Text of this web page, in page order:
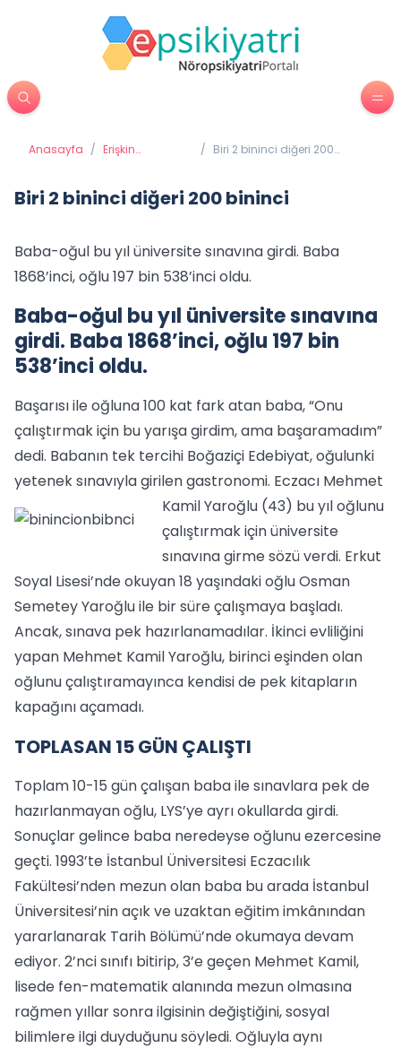
Anasayfa / Erişkin
/ Biri 2 bininci diğeri 200
Biri 2 bininci diğeri 200 bininci
Baba-oğul bu yıl üniversite sınavına girdi. Baba
1868’inci, oğlu 197 bin 538’inci oldu.
Baba-oğul bu yıl üniversite sınavına
girdi. Baba 1868’inci, oğlu 197 bin
538’inci oldu.
Başarısı ile oğluna 100 kat fark atan baba, “Onu
çalıştırmak için bu yarışa girdim, ama başaramadım”
dedi. Babanın tek tercihi Boğaziçi Edebiyat, oğulunki
yetenek sınavıyla girilen gastronomi. Eczacı Mehmet
Kamil Yaroğlu (43) bu yıl oğlunu
çalıştırmak için üniversite
sınavına girme sözü verdi. Erkut
Soyal Lisesi’nde okuyan 18 yaşındaki oğlu Osman
Semetey Yaroğlu ile bir süre çalışmaya başladı.
Ancak, sınava pek hazırlanamadılar. İkinci evliliğini
yapan Mehmet Kamil Yaroğlu, birinci eşinden olan
oğlunu çalıştıramayınca kendisi de pek kitapların
kapağını açamadı.
TOPLASAN 15 GÜN ÇALIŞTI
Toplam 10-15 gün çalışan baba ile sınavlara pek de
hazırlanmayan oğlu, LYS’ye ayrı okullarda girdi.
Sonuçlar gelince baba neredeyse oğlunu ezercesine
geçti. 1993’te İstanbul Üniversitesi Eczacılık
Fakültesi’nden mezun olan baba bu arada İstanbul
Üniversitesi’nin açık ve uzaktan eğitim imkânından
yararlanarak Tarih Bölümü’nde okumaya devam
ediyor. 2’nci sınıfı bitirip, 3’e geçen Mehmet Kamil,
lisede fen-matematik alanında mezun olmasına
rağmen yıllar sonra ilgisinin değiştiğini, sosyal
bilimlere ilgi duyduğunu söyledi. Oğluyla aynı